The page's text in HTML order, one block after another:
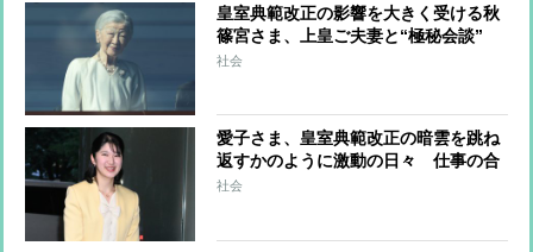
皇室典範改正の影響を大きく受ける秋
篠宮さま、上皇ご夫妻と“極秘会談”
悠仁さまと佳子さまの結婚を含めた将
社会
愛子さま、皇室典範改正の暗雲を跳ね
返すかのように激動の日々 仕事の合
間に伊勢神宮、アジア競技大会、シン
社会